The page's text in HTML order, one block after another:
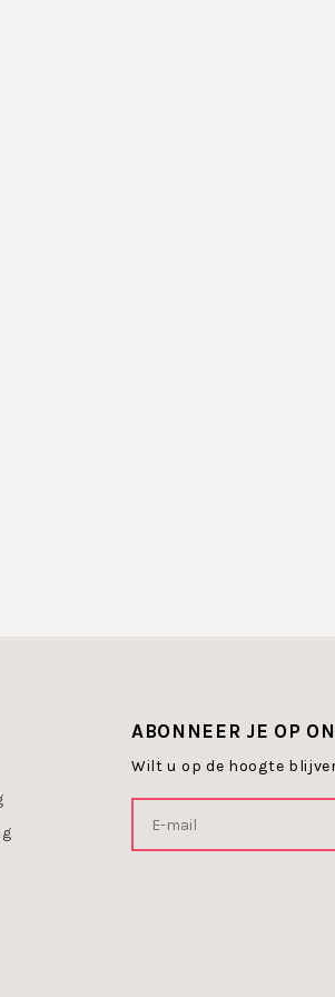
ABONNEER JE OP
Wilt u op de hoogte